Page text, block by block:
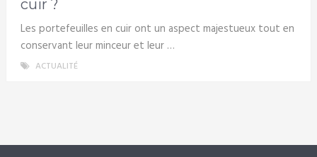
cuir ?
Les portefeuilles en cuir ont un aspect majestueux tout en
conservant leur minceur et leur …
ACTUALITÉ